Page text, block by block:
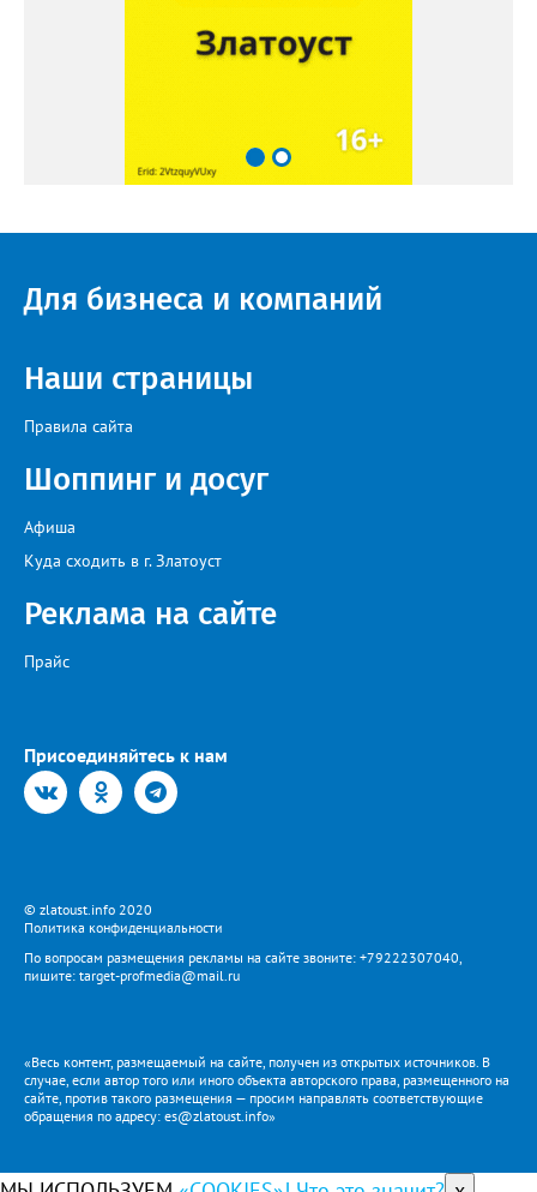
Для бизнеса и компаний
Наши страницы
Правила сайта
Шоппинг и досуг
Афиша
Куда сходить в г. Златоуст
Реклама на сайте
Прайс
Присоединяйтесь к нам
© zlatoust.info 2020
Политика конфиденциальности
По вопросам размещения рекламы на сайте звоните: +79222307040,
пишите: target-profmedia@mail.ru
«Весь контент, размещаемый на сайте, получен из открытых источников. В
случае, если автор того или иного объекта авторского права, размещенного на
сайте, против такого размещения — просим направлять соответствующие
обращения по адресу: es@zlatoust.info»